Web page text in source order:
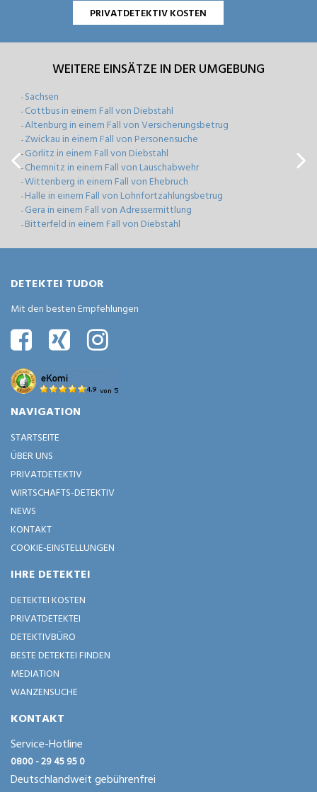
PRIVATDETEKTIV KOSTEN
WEITERE EINSÄTZE IN DER UMGEBUNG
- Sachsen
- Cottbus in einem Fall von Diebstahl
-Altenburg in einem Fall von Versicherungsbetrug
- Zwickau in einem Fall von Personensuche
- Görlitz in einem Fall von Diebstahl
- Chemnitz in einem Fall von Lauschabwehr
-Wittenberg in einem Fall von Ehebruch
- Halle in einem Fall von Lohnfortzahlungsbetrug
- Gera in einem Fall von Adressermittlung
- Bitterfeld in einem Fall von Diebstahl
DETEKTEI TUDOR
Mit den besten Empfehlungen
NAVIGATION
STARTSEITE
ÜBER UNS
PRIVATDETEKTIV
WIRTSCHAFTS-DETEKTIV
NEWS
KONTAKT
COOKIE-EINSTELLUNGEN
IHRE DETEKTEI
DETEKTEI KOSTEN
PRIVATDETEKTEI
DETEKTIVBÜRO
BESTE DETEKTEI FINDEN
MEDIATION
WANZENSUCHE
KONTAKT
Service-Hotline
0800 - 29 45 95 0
Deutschlandweit gebührenfrei